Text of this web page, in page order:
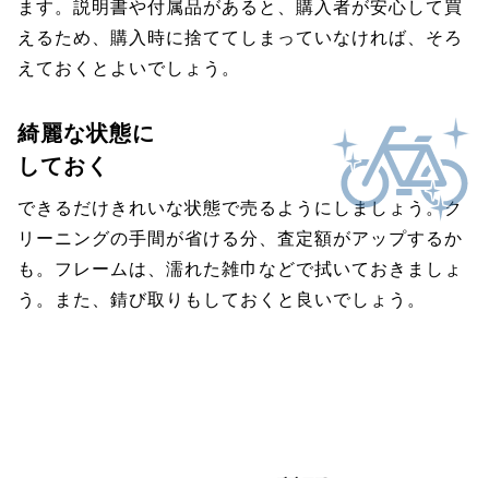
ます。説明書や付属品があると、購入者が安心して買
えるため、購入時に捨ててしまっていなければ、そろ
えておくとよいでしょう。
綺麗な状態に
しておく
できるだけきれいな状態で売るようにしましょう。ク
リーニングの手間が省ける分、査定額がアップするか
も。フレームは、濡れた雑巾などで拭いておきましょ
う。また、錆び取りもしておくと良いでしょう。